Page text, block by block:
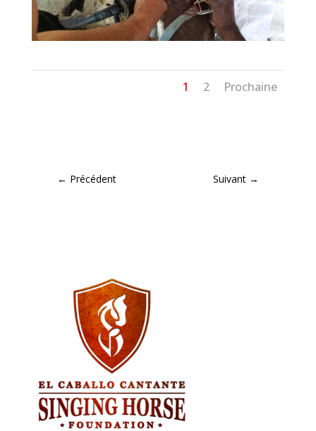
1 2 Prochaine
← Précédent Suivant →